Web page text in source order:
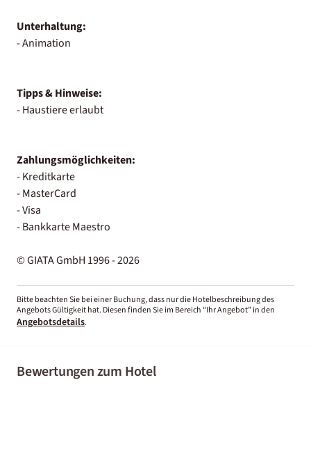
Unterhaltung:
- Animation
Tipps & Hinweise:
- Haustiere erlaubt
Zahlungsmöglichkeiten:
- Kreditkarte
- MasterCard
- Visa
- Bankkarte Maestro
© GIATA GmbH 1996 - 2026
Bitte beachten Sie bei einer Buchung, dass nur die Hotelbeschreibung des
Angebots Gültigkeit hat. Diesen finden Sie im Bereich “Ihr Angebot” in den
Angebotsdetails.
Bewertungen zum Hotel